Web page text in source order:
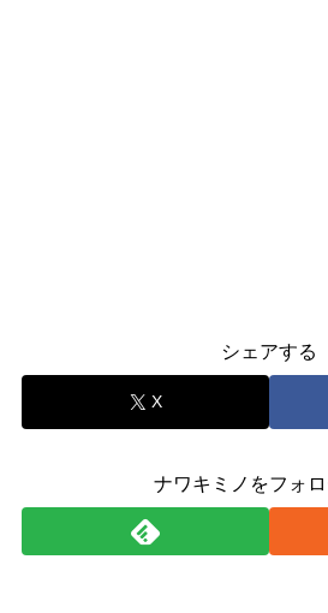
シェアする
X
ナワキミノをフォ